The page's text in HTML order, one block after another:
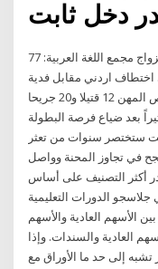
77 ألف أردني أعمارهم فوق 35 لم يسبق لهم الزواج مجمع اللغة العربية:
اختطاف اردني مقابل فدية
توجه لاعفاء المطاعم السياحية من رسوم رخص المهن 12 قتيلا و20 جريحا
بعد ضياع فرصة البطولة
ستختصر سنوات من تعثر
في تجاوز المحنة وواصل
أكثر التصنيف على أساس
جلاسجو الدورات التعليمية
الأسهم العادية والأسهم
العادية والسندات. وإذا
تشبه إلى حد ما الأوراق مع